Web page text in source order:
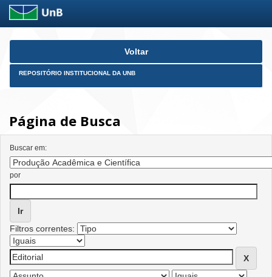
Skip
Voltar
REPOSITÓRIO INSTITUCIONAL DA UNB
Página de Busca
Buscar em:
por
Filtros correntes: